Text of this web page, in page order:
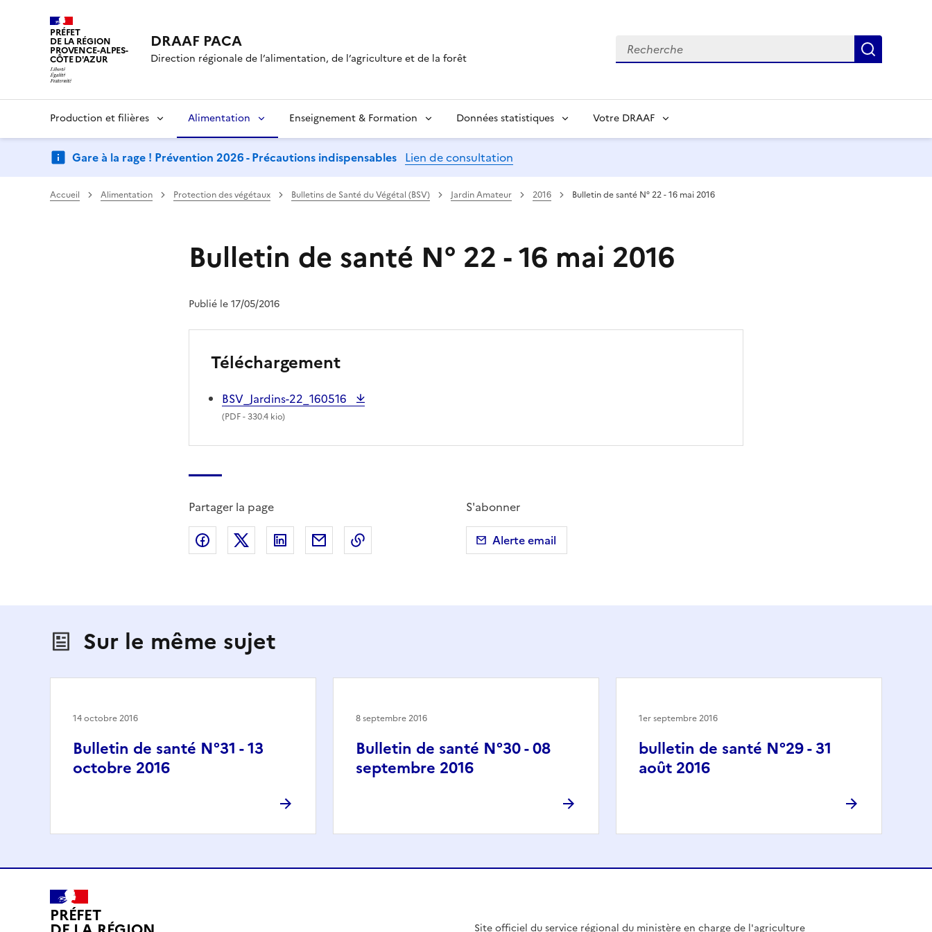
PRÉFET
DE LA RÉGION
PROVENCE-ALPES-
CÔTE D'AZUR
DRAAF PACA
Direction régionale de l’alimentation, de l’agriculture et de la forêt
Recherche
Production et filières Alimentation Enseignement & Formation Données statistiques Votre DRAAF
Gare à la rage ! Prévention 2026 - Précautions indispensables Lien de consultation
Accueil Alimentation Protection des végétaux Bulletins de Santé du Végétal (BSV) Jardin Amateur 2016 Bulletin de santé N° 22 - 16 mai 2016
Bulletin de santé N° 22 - 16 mai 2016
Publié le 17/05/2016
Téléchargement
BSV_Jardins-22_160516
(PDF- 330.4 kio)
Partager la page
Partager sur Facebook
Partager sur X (anciennement Twitter)
Partager sur LinkedIn
Partager par emailCopier dans le presse-papier
S'abonner
Alerte email
Sur le même sujet
Bulletin de santé N°31 - 13
octobre 2016
14 octobre 2016
Bulletin de santé N°30 - 08
septembre 2016
8 septembre 2016
bulletin de santé N°29 - 31
août 2016
1er septembre 2016
PRÉFET
Site officiel du service régional du ministère en charge de l'agriculture